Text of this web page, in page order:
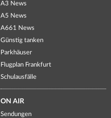
A3 News
A5 News
A661 News
Günstig tanken
Parkhäuser
Flugplan Frankfurt
Schulausfälle
ON AIR
Sendungen